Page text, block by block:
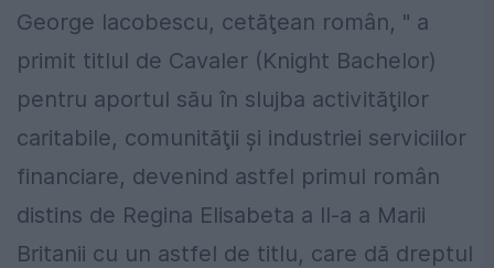
George Iacobescu, cetăţean român, " a
primit titlul de Cavaler (Knight Bachelor)
pentru aportul său în slujba activităţilor
caritabile, comunităţii şi industriei serviciilor
financiare, devenind astfel primul român
distins de Regina Elisabeta a II-a a Marii
Britanii cu un astfel de titlu, care dă dreptul